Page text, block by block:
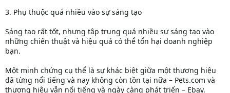
3. Phụ thuộc quá nhiều vào sự sáng tạo
Sáng tạo rất tốt, nhưng tập trung quá nhiều sự sáng tạo vào
những chiến thuật và hiệu quả có thể tổn hại doanh nghiệp
bạn.
Một minh chứng cụ thể là sự khác biệt giữa một thương hiệu
đã từng nổi tiếng và nay không còn tồn tại nữa – Pets.com và
thương hiệu vẫn nổi tiếng và ngày càng phát triển – Ebay.